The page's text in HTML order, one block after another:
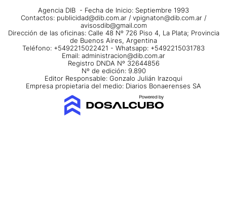
Agencia DIB - Fecha de Inicio: Septiembre 1993
Contactos: publicidad@dib.com.ar / vpignaton@dib.com.ar /
avisosdib@gmail.com
Dirección de las oficinas: Calle 48 Nº 726 Piso 4, La Plata; Provincia
de Buenos Aires, Argentina
Teléfono: +5492215022421 - Whatsapp: +5492215031783
Email: administracion@dib.com.ar
Registro DNDA Nº 32644856
Nº de edición: 9.890
Editor Responsable: Gonzalo Julián Irazoqui
Empresa propietaria del medio: Diarios Bonaerenses SA